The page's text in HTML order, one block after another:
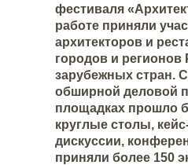
фестиваля
работе приняли
архитекторов и
городов и регионов
зарубежных стран.
обширной деловой
площадках прошло
круглые столы,
дискуссии,
приняли более 150